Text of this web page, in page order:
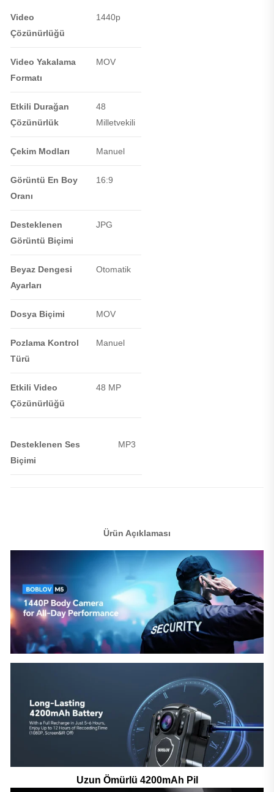
Video
Çözünürlüğü
1440p
Video Yakalama
Formatı
MOV
Etkili Durağan
Çözünürlük
48
Milletvekili
Çekim Modları Manuel
Görüntü En Boy
Oranı
16:9
Desteklenen
Görüntü Biçimi
JPG
Beyaz Dengesi
Ayarları
Otomatik
Dosya Biçimi MOV
Pozlama Kontrol
Türü
Manuel
Etkili Video
Çözünürlüğü
48 MP
Desteklenen Ses
Biçimi
MP3
Ürün Açıklaması
Uzun Ömürlü 4200mAh Pil